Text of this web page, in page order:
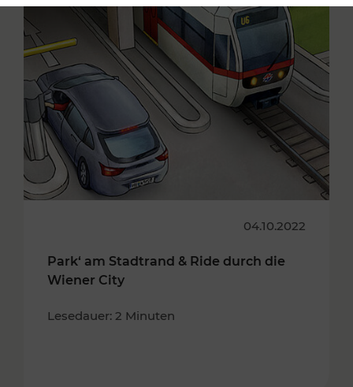
04.10.2022
Park‘ am Stadtrand & Ride durch die
Wiener City
Lesedauer: 2 Minuten